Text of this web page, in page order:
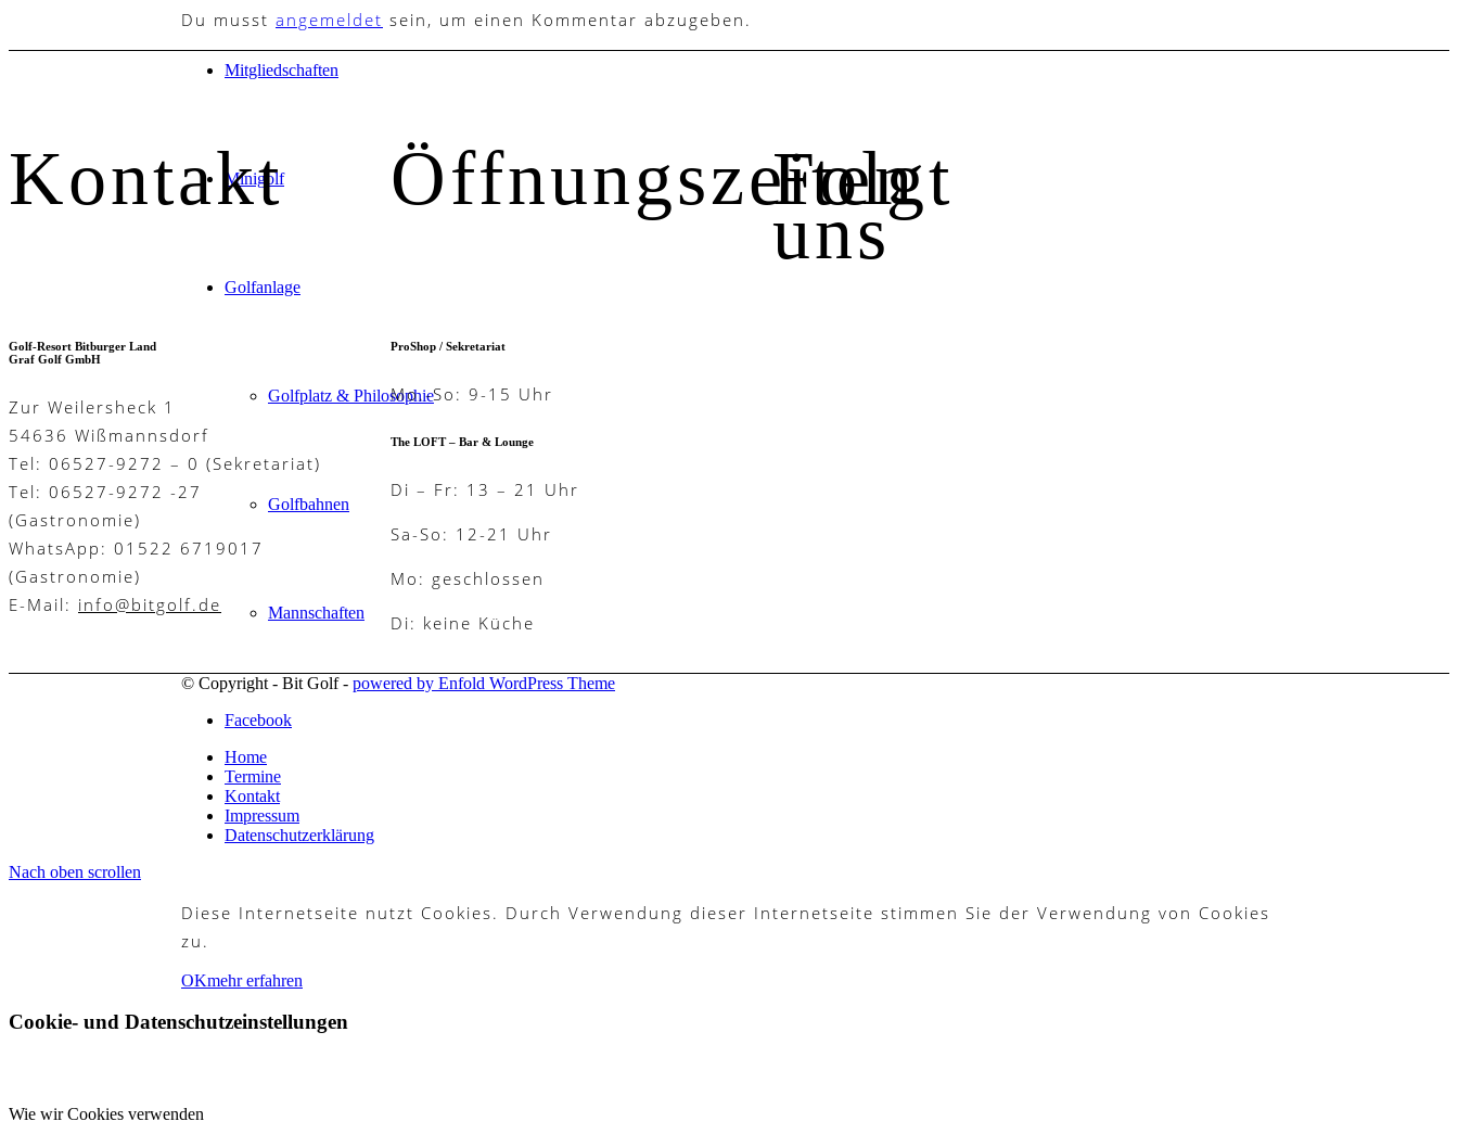
Mitgliedschaften
Minigolf
Golfanlage
Golfplatz & Philosophie
Golfbahnen
Mannschaften
Platzregeln
Golfreisen
Du musst angemeldet sein, um einen Kommentar abzugeben.
Kontakt
Golf-Resort Bitburger Land
Graf Golf GmbH
Zur Weilersheck 1
54636 Wißmannsdorf
Tel: 06527-9272 – 0 (Sekretariat)
Tel: 06527-9272 -27
(Gastronomie)
WhatsApp: 01522 6719017
(Gastronomie)
E-Mail: info@bitgolf.de
Öffnungszeiten
ProShop / Sekretariat
Mo.-So: 9-15 Uhr
The LOFT – Bar & Lounge
Di – Fr: 13 – 21 Uhr
Sa-So: 12-21 Uhr
Mo: geschlossen
Di: keine Küche
Folgt
uns
© Copyright - Bit Golf - powered by Enfold WordPress Theme
Facebook
Home
Termine
Kontakt
Impressum
Datenschutzerklärung
Nach oben scrollen
Diese Internetseite nutzt Cookies. Durch Verwendung dieser Internetseite stimmen Sie der Verwendung von Cookies
zu.
OKmehr erfahren
Cookie- und Datenschutzeinstellungen
Wie wir Cookies verwenden